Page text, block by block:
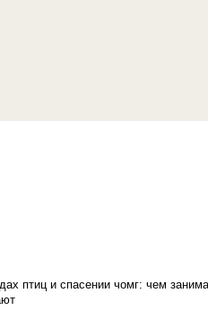
птиц и спасении чомг: чем